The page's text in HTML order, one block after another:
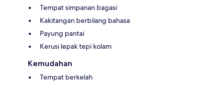
Tempat simpanan bagasi
Kakitangan berbilang bahasa
Payung pantai
Kerusi lepak tepi kolam
Kemudahan
Tempat berkelah